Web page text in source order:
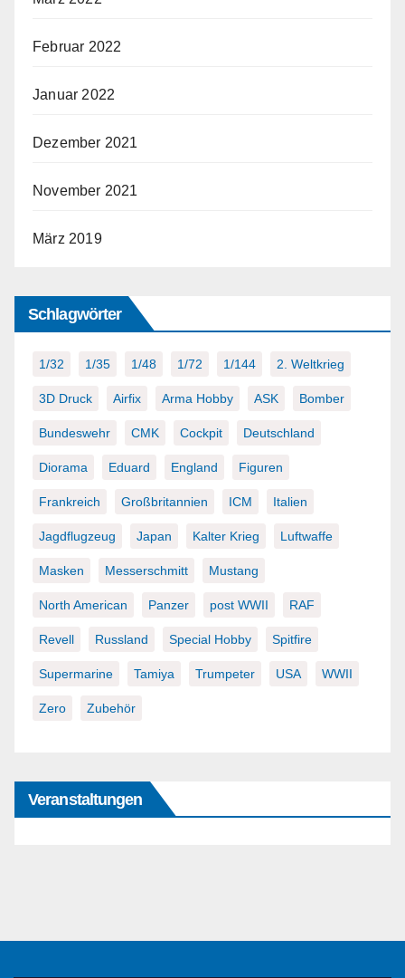
Februar 2022
Januar 2022
Dezember 2021
November 2021
März 2019
Schlagwörter
1/32 1/35 1/48 1/72 1/144 2. Weltkrieg
3D Druck Airfix Arma Hobby ASK Bomber
Bundeswehr CMK Cockpit Deutschland
Diorama Eduard England Figuren
Frankreich Großbritannien ICM Italien
Jagdflugzeug Japan Kalter Krieg Luftwaffe
Masken Messerschmitt Mustang
North American Panzer post WWII RAF
Revell Russland Special Hobby Spitfire
Supermarine Tamiya Trumpeter USA WWII
Zero Zubehör
Veranstaltungen